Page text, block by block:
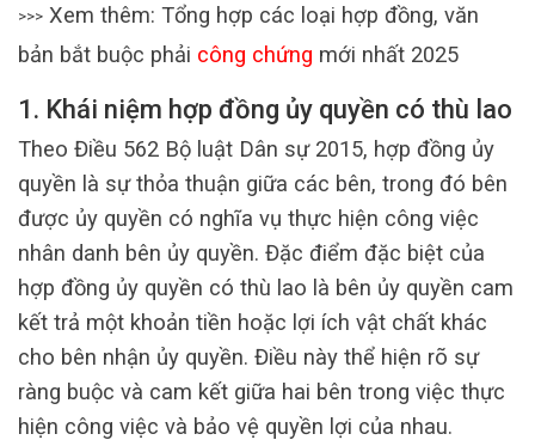
>>> Xem thêm: Tổng hợp các loại hợp đồng, văn
bản bắt buộc phải công chứng mới nhất 2025
1. Khái niệm hợp đồng ủy quyền có thù lao
Theo Điều 562 Bộ luật Dân sự 2015, hợp đồng ủy
quyền là sự thỏa thuận giữa các bên, trong đó bên
được ủy quyền có nghĩa vụ thực hiện công việc
nhân danh bên ủy quyền. Đặc điểm đặc biệt của
hợp đồng ủy quyền có thù lao là bên ủy quyền cam
kết trả một khoản tiền hoặc lợi ích vật chất khác
cho bên nhận ủy quyền. Điều này thể hiện rõ sự
ràng buộc và cam kết giữa hai bên trong việc thực
hiện công việc và bảo vệ quyền lợi của nhau.